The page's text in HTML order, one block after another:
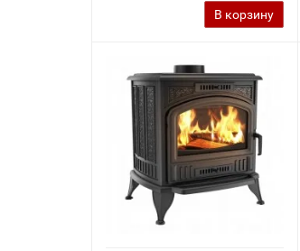
В корзину